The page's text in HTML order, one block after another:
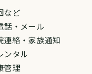
など
話・メール
連絡・家族通知
ンタル
管理